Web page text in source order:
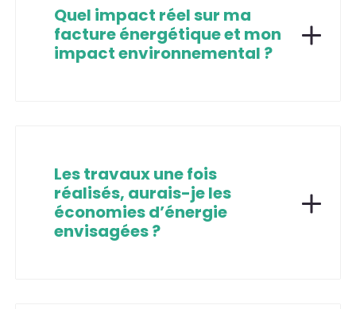
Quel impact réel sur ma
facture énergétique et mon
impact environnemental ?
Les travaux une fois
réalisés, aurais-je les
économies d’énergie
envisagées ?